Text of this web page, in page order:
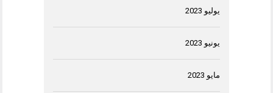
يوليو 2023
يونيو 2023
مايو 2023